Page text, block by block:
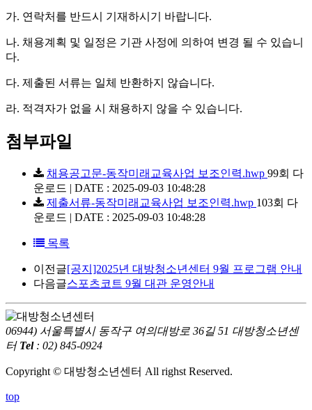
가. 연락처를 반드시 기재하시기 바랍니다.
나. 채용계획 및 일정은 기관 사정에 의하여 변경 될 수 있습니
다.
다. 제출된 서류는 일체 반환하지 않습니다.
라. 적격자가 없을 시 채용하지 않을 수 있습니다.
첨부파일
채용공고문-동작미래교육사업 보조인력.hwp 99회 다
운로드 | DATE : 2025-09-03 10:48:28
제출서류-동작미래교육사업 보조인력.hwp 103회 다
운로드 | DATE : 2025-09-03 10:48:28
목록
이전글[공지]2025년 대방청소년센터 9월 프로그램 안내
다음글스포츠코트 9월 대관 운영안내
06944) 서울특별시 동작구 여의대방로 36길 51 대방청소년센
터 Tel : 02) 845-0924
Copyright © 대방청소년센터 All righst Reserved.
top